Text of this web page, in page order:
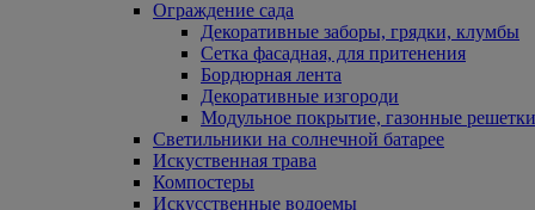
Ограждение сада
Декоративные заборы, грядки, клумбы
Сетка фасадная, для притенения
Бордюрная лента
Декоративные изгороди
Модульное покрытие, газонные
Светильники на солнечной батарее
Искуственная трава
Компостеры
Искусственные водоемы